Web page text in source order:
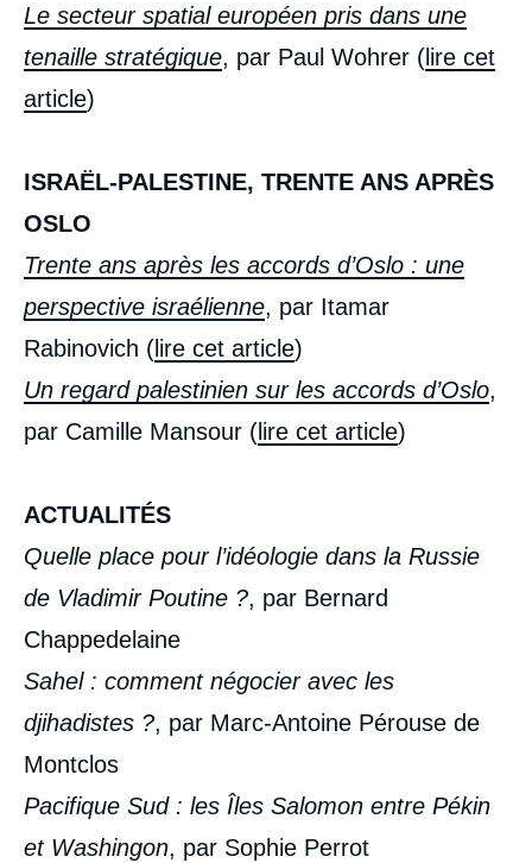
Le secteur spatial européen pris dans une
tenaille stratégique, par Paul Wohrer (lire cet
article)
ISRAËL-PALESTINE, TRENTE ANS APRÈS
OSLO
Trente ans après les accords d’Oslo : une
perspective israélienne, par Itamar
Rabinovich (lire cet article)
Un regard palestinien sur les accords d’Oslo,
par Camille Mansour (lire cet article)
ACTUALITÉS
Quelle place pour l’idéologie dans la Russie
de Vladimir Poutine ?, par Bernard
Chappedelaine
Sahel : comment négocier avec les
djihadistes ?, par Marc-Antoine Pérouse de
Montclos
Pacifique Sud : les Îles Salomon entre Pékin
et Washingon, par Sophie Perrot